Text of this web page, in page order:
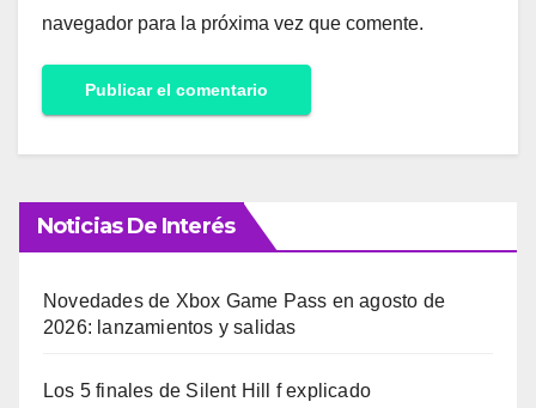
navegador para la próxima vez que comente.
Noticias De Interés
Novedades de Xbox Game Pass en agosto de
2026: lanzamientos y salidas
Los 5 finales de Silent Hill f explicado